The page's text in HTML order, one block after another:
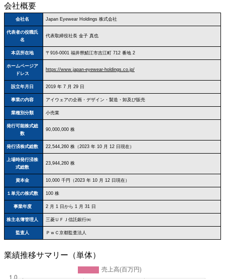
会社概要
会社名 Japan Eyewear Holdings 株式会社
代表者の役職氏
名
代表取締役社長 金子 真也
本店所在地 〒916‐0001 福井県鯖江市吉江町 712 番地 2
ホームページア
ドレス
https://www.japan-eyewear-holdings.co.jp/
設立年月日 2019 年 7 月 29 日
事業の内容 アイウェアの企画・デザイン・製造・卸及び販売
業種別分類 小売業
発行可能株式総
数
90,000,000 株
発行済株式総数 22,544,260 株（2023 年 10 月 12 日現在）
上場時発行済株
式総数
23,944,260 株
資本金 10,000 千円（2023 年 10 月 12 日現在）
１単元の株式数 100 株
事業年度 2 月 1 日から 1 月 31 日
株主名簿管理人 三菱ＵＦＪ信託銀行㈱
監査人 ＰｗＣ京都監査法人
業績推移サマリー（単体）